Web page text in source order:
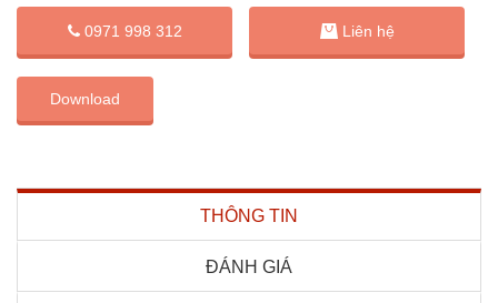
0971 998 312 Liên hệ
Download
THÔNG TIN
ĐÁNH GIÁ